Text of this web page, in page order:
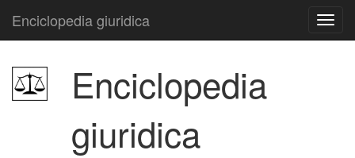
Enciclopedia giuridica
Enciclopedia
giuridica